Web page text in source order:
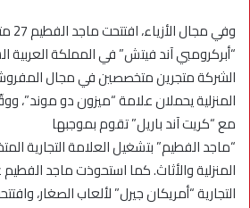
“أبركرومبي آند فيتش” في المملكة
الشركة متجرين متخصصين في مجال
المنزلية يحملان علامة “ميزون دو موند”،
مع “كريت آند باريل” تقوم بموجبها
“ماجد الفطيم” بتشغيل العلامة التجارية
المنزلية والأثاث. كما استحوذت ماجد
التجارية “أمريكان جيرل” لألعاب الصغار،